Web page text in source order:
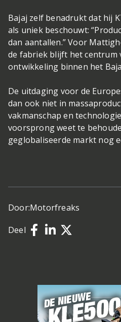
Bajaj zelf benadrukt dat hij
als uniek beschouwt:
dan aantallen.” Voor
de fabriek blijft het centrum
ontwikkeling binnen het
De uitdaging voor de
dan ook niet in
vakmanschap en
voorsprong weet te
geglobaliseerde markt nog
Door:Motorfreaks
Deel